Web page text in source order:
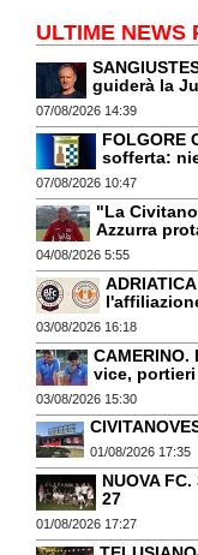
ULTIME NEWS
guiderà la
07/08/2026 14:39
FOLGORE
sofferta:
07/08/2026 10:47
"La
Azzurra
04/08/2026 5:55
03/08/2026 16:18
vice, portieri
03/08/2026 15:30
01/08/2026 17:35
NUOVA
27
01/08/2026 17:27